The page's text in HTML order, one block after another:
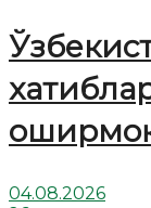
04.08.2026